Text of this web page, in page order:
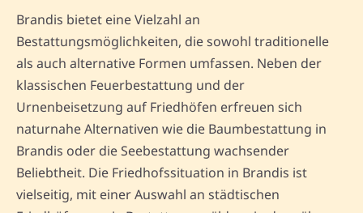
Brandis bietet eine Vielzahl an
Bestattungsmöglichkeiten, die sowohl traditionelle
als auch alternative Formen umfassen. Neben der
klassischen Feuerbestattung und der
Urnenbeisetzung auf Friedhöfen erfreuen sich
naturnahe Alternativen wie die Baumbestattung in
Brandis oder die Seebestattung wachsender
Beliebtheit. Die Friedhofssituation in Brandis ist
vielseitig, mit einer Auswahl an städtischen